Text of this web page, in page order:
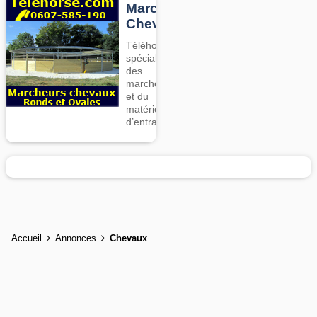
Marcheurs
Chevaux
Téléhorse,
spécialiste
des
marcheurs
et du
matériel
d’entrainement
Accueil Annonces Chevaux